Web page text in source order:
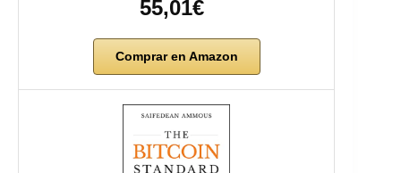
55,01€
Comprar en Amazon